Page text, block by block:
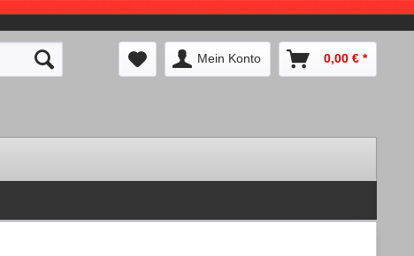
Mein Konto 0,00 € *